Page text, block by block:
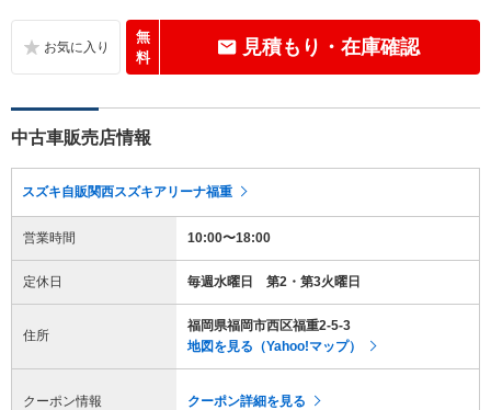
無
料
見積もり・在庫確認
中古車販売店情報
スズキ自販関西スズキアリーナ福重
営業時間 10:00〜18:00
定休日 毎週水曜日 第2・第3火曜日
住所
福岡県福岡市西区福重2-5-3
地図を見る（Yahoo!マップ）
クーポン情報 クーポン詳細を見る